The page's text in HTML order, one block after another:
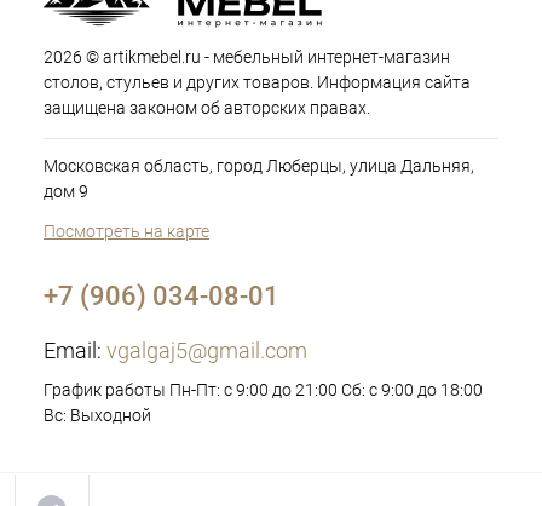
2026 © artikmebel.ru - мебельный интернет-магазин
столов, стульев и других товаров. Информация сайта
защищена законом об авторских правах.
Московская область, город Люберцы, улица Дальняя,
дом 9
Посмотреть на карте
+7 (906) 034-08-01
Email: vgalgaj5@gmail.com
График работы Пн-Пт: с 9:00 до 21:00 Сб: с 9:00 до 18:00
Вс: Выходной